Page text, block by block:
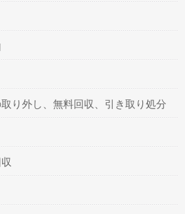
り外し、無料回収、引き取り処分